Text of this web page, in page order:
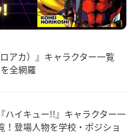
アカ）』キャラクター一覧
全網羅
『ハイキュー!!』キャラクター一
！登場人物を学校・ポジショ